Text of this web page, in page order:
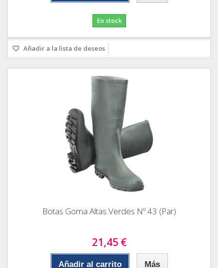
En stock
Añadir a la lista de deseos
Botas Goma Altas Verdes Nº 43 (Par)
21,45 €
Añadir al carrito Más